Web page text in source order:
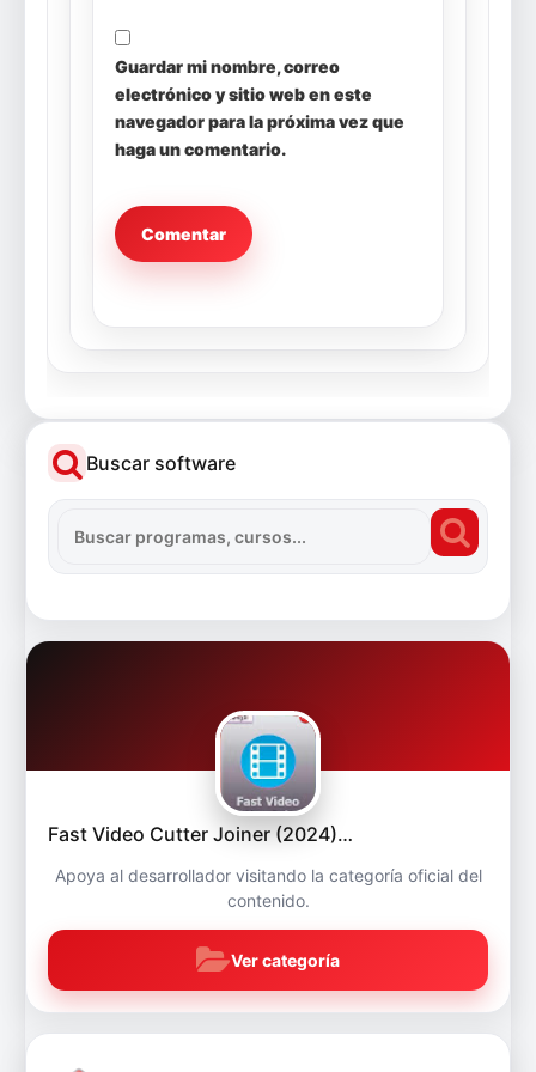
Guardar mi nombre, correo
electrónico y sitio web en este
navegador para la próxima vez que
haga un comentario.
Buscar software
Fast Video Cutter Joiner (2024)…
Apoya al desarrollador visitando la categoría oficial del
contenido.
Ver categoría